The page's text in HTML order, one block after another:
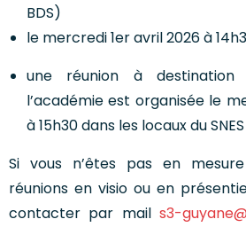
BDS)
le mercredi 1er avril 2026 à
une réunion à
l’académie est organisée le
à 15h30 dans les locaux du
Si vous n’êtes pas en
réunions en visio ou en
contacter par mails3-